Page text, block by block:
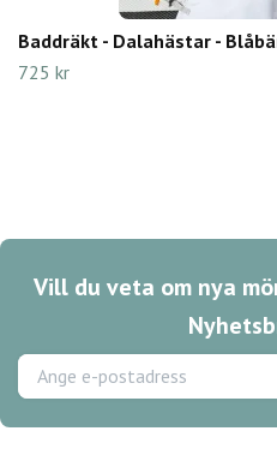
Baddräkt - Dalahästar -
725 kr
Vill du veta om nya